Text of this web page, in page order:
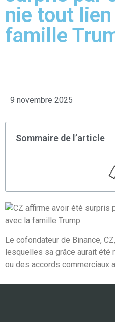
nie tout
famille
9 novembre 2025
Sommaire de l’article
Le cofondateur de Binance,
lesquelles sa grâce aurait
ou des accords commerciaux